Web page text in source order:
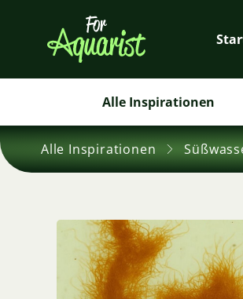
Alle Inspirationen
Alle Inspirationen